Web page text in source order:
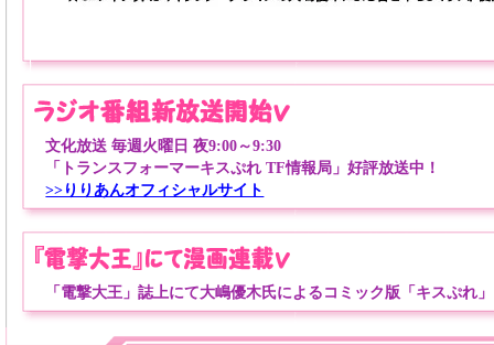
文化放送 毎週火曜日 夜9:00～9:30
「トランスフォーマーキスぷれ TF情報局」好評放送中！
>>りりあんオフィシャルサイト
「電撃大王」誌上にて大嶋優木氏によるコミック版「キスぷれ